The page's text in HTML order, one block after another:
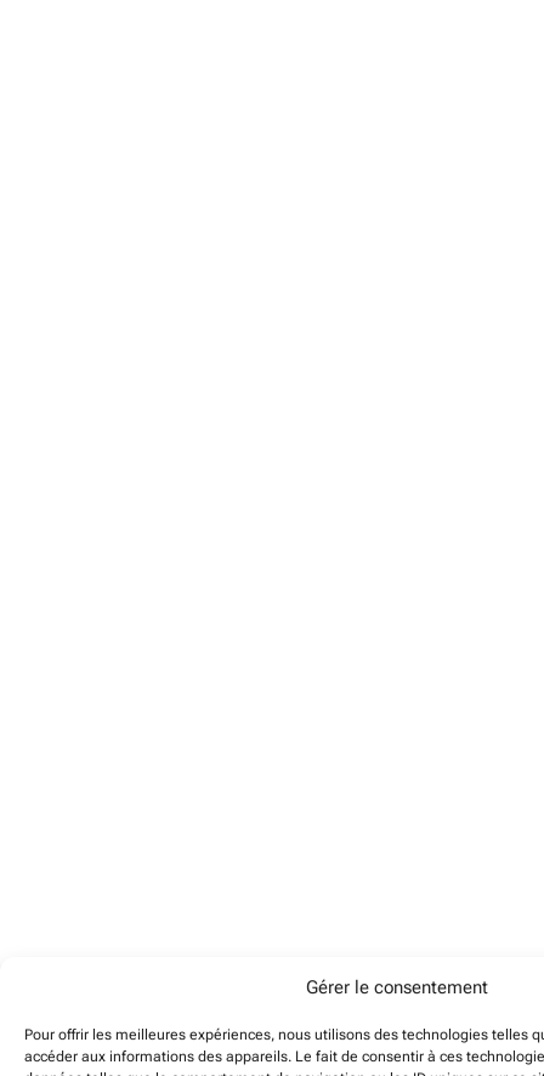
Gérer le consentement
Pour offrir les meilleures expériences, nous utilisons des technologies telles
accéder aux informations des appareils. Le fait de consentir à ces